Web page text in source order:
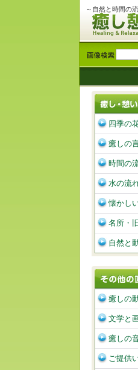
～自然と時間の
四季の
癒しの
時間の
水の流
懐かし
名所・
自然と
癒しの
文学と
癒しの
ご提供